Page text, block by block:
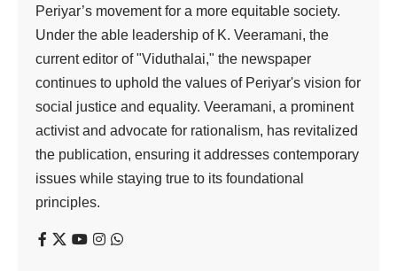
Periyar’s movement for a more equitable society.
Under the able leadership of K. Veeramani, the
current editor of "Viduthalai," the newspaper
continues to uphold the values of Periyar's vision for
social justice and equality. Veeramani, a prominent
activist and advocate for rationalism, has revitalized
the publication, ensuring it addresses contemporary
issues while staying true to its foundational
principles.